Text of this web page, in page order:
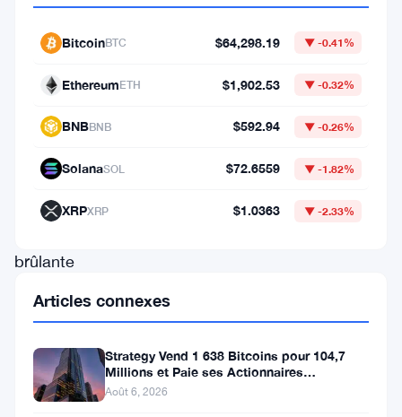
est
devenue
héros
inattendu
canicule
brûlante
Texas.
société
BitcoinBTC $64,298.19 ▼ -0.41%
EthereumETH $1,902.53 ▼ -0.32%
BNBBNB $592.94 ▼ -0.26%
SolanaSOL $72.6559 ▼ -1.82%
XRPXRP $1.0363 ▼ -2.33%
Articles connexes
Strategy Vend 1 638 Bitcoins pour 104,7
Millions et Paie ses Actionnaires
Privilégiés
Août 6, 2026